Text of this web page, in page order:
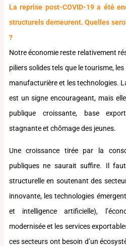
La reprise post-COVID-19 a été
structurels demeurent. Quelles
?
Notre économie reste relativement
piliers solides tels que le tourisme,
manufacturière et les technologies.
est un signe encourageant, mais
publique croissante, base
stagnante et chômage des jeunes.
Une croissance tirée par la
publiques ne saurait suffire. Il
structurelle en soutenant des
innovante, les technologies
et intelligence artificielle),
modernisée et les services
ces secteurs ont besoin d’un